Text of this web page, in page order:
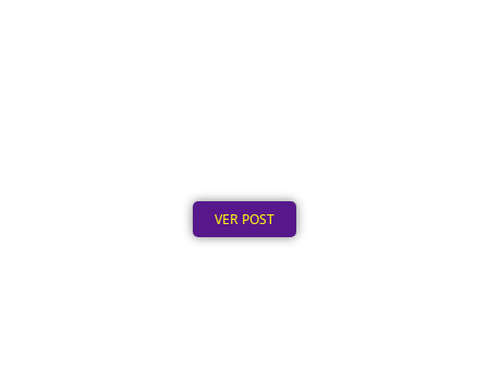
Publicado em: 3 de agosto de 2026
VER POST